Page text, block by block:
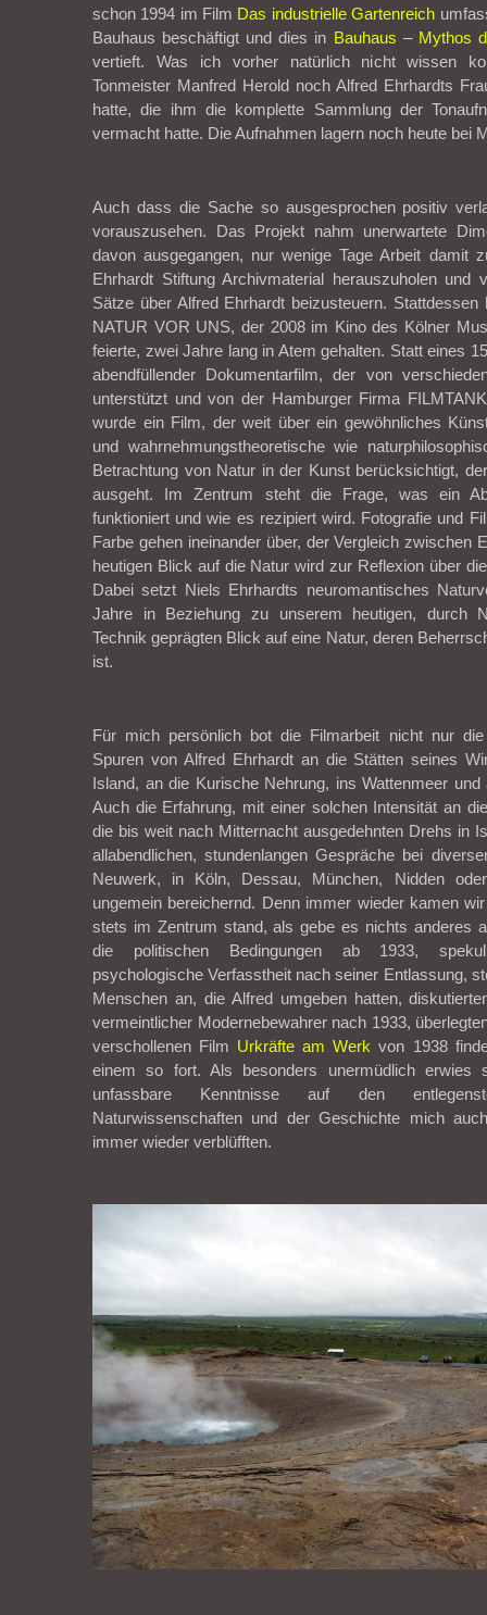
schon 1994 im Film Das industrielle Gartenreich
Bauhaus beschäftigt und dies in Bauhaus – Mythos
vertieft. Was ich vorher natürlich nicht wissen
Tonmeister Manfred Herold noch Alfred Ehrhardts
hatte, die ihm die komplette Sammlung der
vermacht hatte. Die Aufnahmen lagern noch heute bei
Auch dass die Sache so ausgesprochen positiv
vorauszusehen. Das Projekt nahm unerwartete
davon ausgegangen, nur wenige Tage Arbeit damit
Ehrhardt Stiftung Archivmaterial herauszuholen und
Sätze über Alfred Ehrhardt beizusteuern.
NATUR VOR UNS, der 2008 im Kino des Kölner
feierte, zwei Jahre lang in Atem gehalten. Statt eines
abendfüllender Dokumentarfilm, der von
unterstützt und von der Hamburger Firma
wurde ein Film, der weit über ein gewöhnliches
und wahrnehmungstheoretische wie
Betrachtung von Natur in der Kunst berücksichtigt,
ausgeht. Im Zentrum steht die Frage, was ein
funktioniert und wie es rezipiert wird. Fotografie und
Farbe gehen ineinander über, der Vergleich zwischen
heutigen Blick auf die Natur wird zur Reflexion über
Dabei setzt Niels Ehrhardts neuromantisches
Jahre in Beziehung zu unserem heutigen, durch
Technik geprägten Blick auf eine Natur, deren
ist.
Für mich persönlich bot die Filmarbeit nicht nur
Spuren von Alfred Ehrhardt an die Stätten seines
Island, an die Kurische Nehrung, ins Wattenmeer
Auch die Erfahrung, mit einer solchen Intensität an
die bis weit nach Mitternacht ausgedehnten Drehs in
allabendlichen, stundenlangen Gespräche bei
Neuwerk, in Köln, Dessau, München, Nidden
ungemein bereichernd. Denn immer wieder kamen
stets im Zentrum stand, als gebe es nichts anderes
die politischen Bedingungen ab 1933,
psychologische Verfasstheit nach seiner Entlassung,
Menschen an, die Alfred umgeben hatten,
vermeintlicher Modernebewahrer nach 1933,
verschollenen Film Urkräfte am Werk von 1938
einem so fort. Als besonders unermüdlich erwies
unfassbare Kenntnisse auf den
Naturwissenschaften und der Geschichte mich
immer wieder verblüfften.